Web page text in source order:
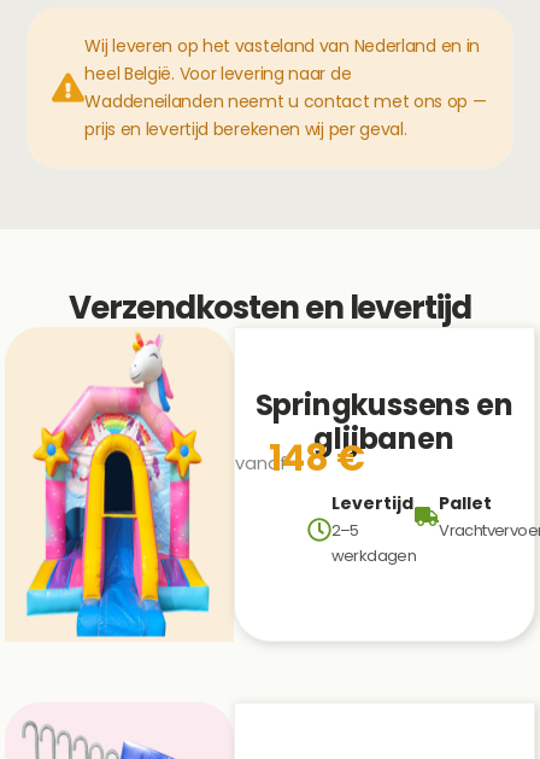
Wij leveren op het vasteland van Nederland en in
heel België. Voor levering naar de
Waddeneilanden neemt u contact met ons op —
prijs en levertijd berekenen wij per geval.
Verzendkosten en levertijd
Springkussens en
glijbanen
vanaf148 €
Levertijd
2–5
werkdagen
Pallet